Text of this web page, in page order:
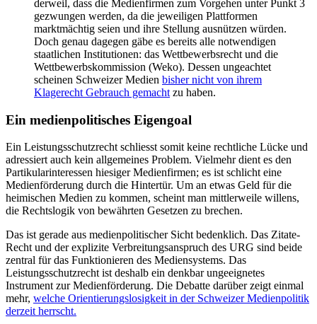
derweil, dass die Medienfirmen zum Vorgehen unter Punkt 3
gezwungen werden, da die jeweiligen Plattformen
marktmächtig seien und ihre Stellung ausnützen würden.
Doch genau dagegen gäbe es bereits alle notwendigen
staatlichen Institutionen: das Wettbewerbsrecht und die
Wettbewerbskommission (Weko). Dessen ungeachtet
scheinen Schweizer Medien bisher nicht von ihrem
Klagerecht Gebrauch gemacht zu haben.
Ein medienpolitisches Eigengoal
Ein Leistungsschutzrecht schliesst somit keine rechtliche Lücke und
adressiert auch kein allgemeines Problem. Vielmehr dient es den
Partikularinteressen hiesiger Medienfirmen; es ist schlicht eine
Medienförderung durch die Hintertür. Um an etwas Geld für die
heimischen Medien zu kommen, scheint man mittlerweile willens,
die Rechtslogik von bewährten Gesetzen zu brechen.
Das ist gerade aus medienpolitischer Sicht bedenklich. Das Zitate-
Recht und der explizite Verbreitungsanspruch des URG sind beide
zentral für das Funktionieren des Mediensystems. Das
Leistungsschutzrecht ist deshalb ein denkbar ungeeignetes
Instrument zur Medienförderung. Die Debatte darüber zeigt einmal
mehr, welche Orientierungslosigkeit in der Schweizer Medienpolitik
derzeit herrscht.